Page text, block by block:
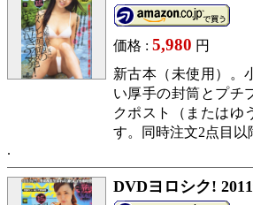
価格 : 5,980 円
新古本（未使用）。
い厚手の封筒とプチ
クポスト（またはゆ
す。同時注文2点目以
DVDヨロシク!